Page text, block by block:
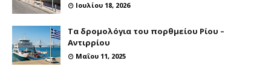
Ιουλίου 18, 2026
Τα δρομολόγια του πορθμείου Ρίου –
Αντιρρίου
Μαΐου 11, 2025